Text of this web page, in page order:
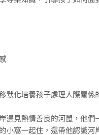
默化培養孩子處理人際關係
遇見熱情善良的河鼠，他們
小窩一起住，還帶他認識河